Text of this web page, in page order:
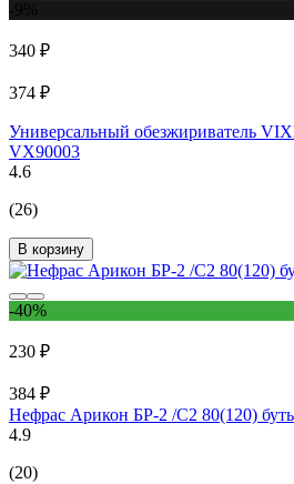
340 ₽
374 ₽
Универсальный обезжириватель
VX90003
4.6
(26)
В корзину
-40%
230 ₽
384 ₽
Нефрас Арикон БР-2 /С2 80(120)
4.9
(20)